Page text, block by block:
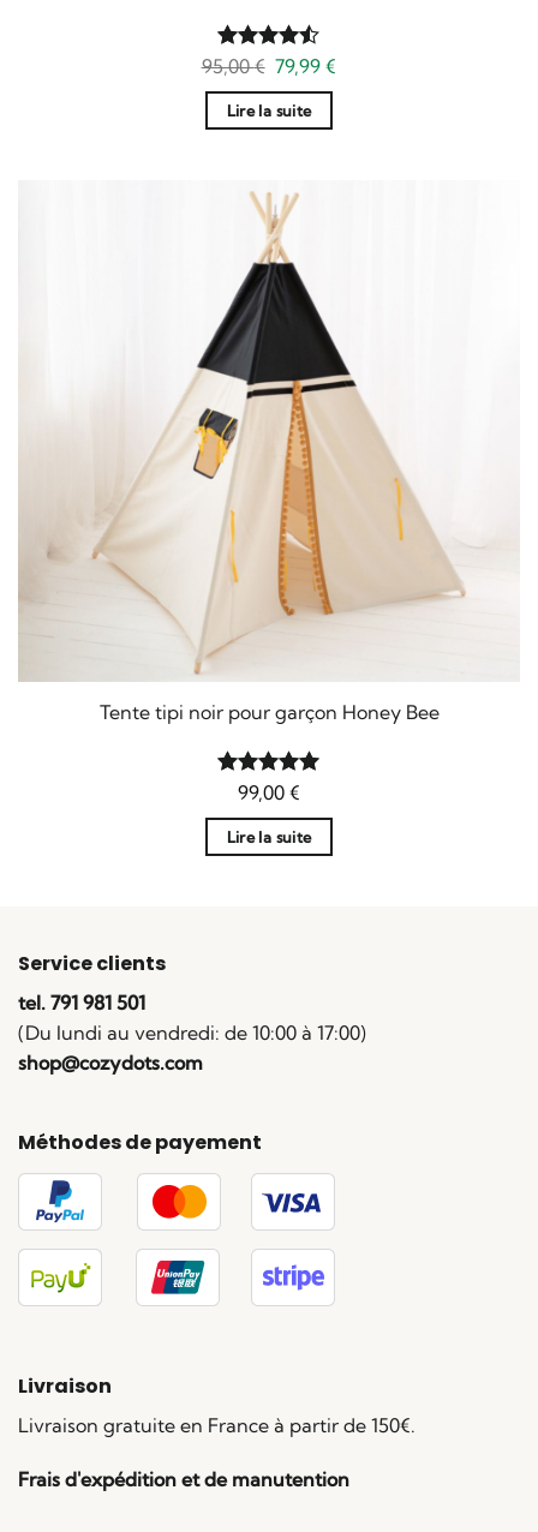
Note 4.5
95,00€ Le
initial
était :
79,99€
Lire la suite
Tente tipi noir pour garçon Honey Bee
Note5sur
99,00 €
Lire la suite
Service clients
tel. 791 981 501
(Du lundi au vendredi: de 10:00 à 17:00)
shop@cozydots.com
Méthodes de payement
Livraison
Livraison gratuite en France à partir de 150€.
Frais d'expédition et de manutention